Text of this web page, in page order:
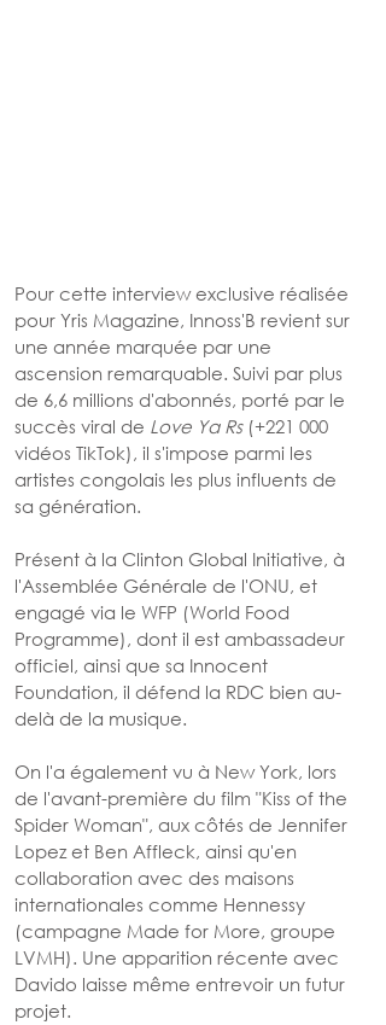
Pour cette interview exclusive réalisée
pour Yris Magazine, Innoss'B revient sur
une année marquée par une
ascension remarquable. Suivi par plus
de 6,6 millions d'abonnés, porté par le
succès viral de Love Ya Rs (+221 000
vidéos TikTok), il s'impose parmi les
artistes congolais les plus influents de
sa génération.
Présent à la Clinton Global Initiative, à
l'Assemblée Générale de l'ONU, et
engagé via le WFP (World Food
Programme), dont il est ambassadeur
officiel, ainsi que sa Innocent
Foundation, il défend la RDC bien au-
delà de la musique.
On l'a également vu à New York, lors
de l'avant-première du film "Kiss of the
Spider Woman", aux côtés de Jennifer
Lopez et Ben Affleck, ainsi qu'en
collaboration avec des maisons
internationales comme Hennessy
(campagne Made for More, groupe
LVMH). Une apparition récente avec
Davido laisse même entrevoir un futur
projet.